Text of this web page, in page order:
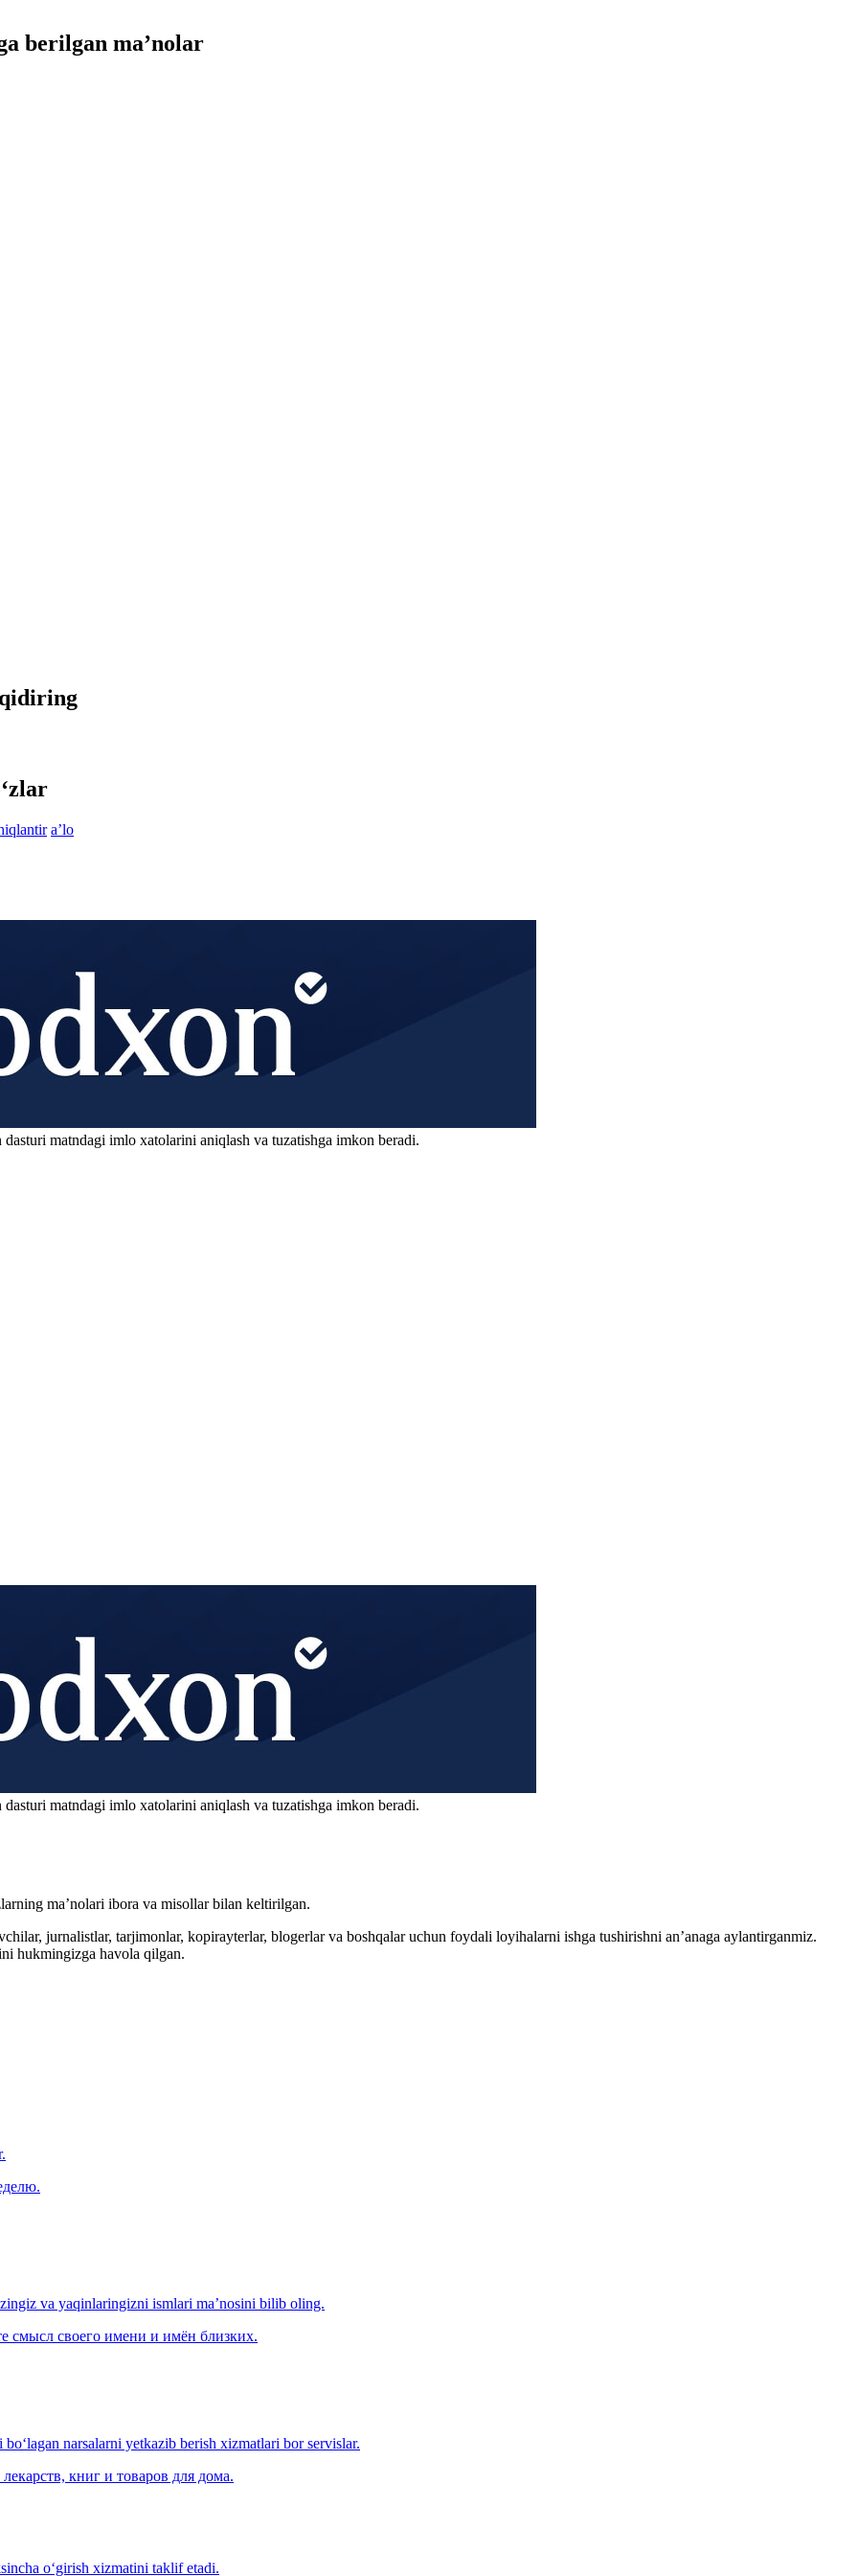
berilgan ma’nolar
aʼlo
matndagi imlo xatolarini aniqlash va tuzatishga imkon beradi.
matndagi imlo xatolarini aniqlash va tuzatishga imkon beradi.
ma’nolari ibora va misollar bilan keltirilgan.
jurnalistlar, tarjimonlar, kopirayterlar, blogerlar va boshqalar uchun foydali loyihalarni ishga tushirishni an’anaga aylantirganmiz.
hukmingizga havola qilgan.
va yaqinlaringizni ismlari ma’nosini bilib oling.
смысл своего имени и имён близких.
narsalarni yetkazib berish xizmatlari bor servislar.
книг и товаров для дома.
o‘girish xizmatini taklif etadi.